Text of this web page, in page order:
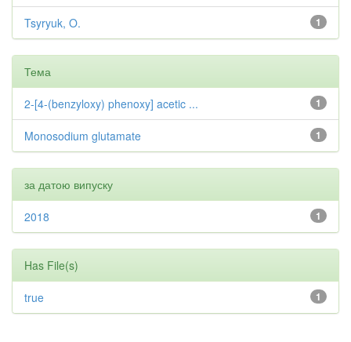
1
Tsyryuk, O.
Тема
1
2-[4-(benzyloxy) phenoxy] acetic ...
1
Monosodium glutamate
за датою випуску
1
2018
Has File(s)
1
true